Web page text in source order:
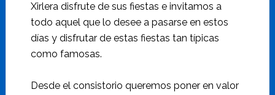
Xirlera disfrute de sus fiestas e invitamos a
todo aquel que lo desee a pasarse en estos
días y disfrutar de estas fiestas tan típicas
como famosas.
Desde el consistorio queremos poner en valor